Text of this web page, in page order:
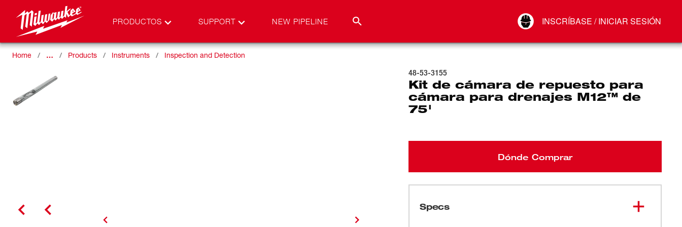
PRODUCTOS SUPPORT NEW PIPELINE INSCRÍBASE / INICIAR SESIÓN
Conectar
Home … Products Instruments Inspection and Detection
48-53-3155
Kit de cámara de repuesto para
cámara para drenajes M12™ de
75'
Dónde Comprar
Specs